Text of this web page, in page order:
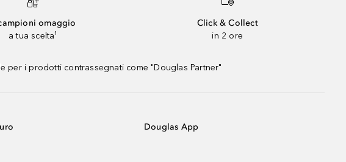
omaggio
a tua scelta¹
Click & Collect
in 2 ore
per i prodotti contrassegnati come "Douglas Partner"
Douglas App